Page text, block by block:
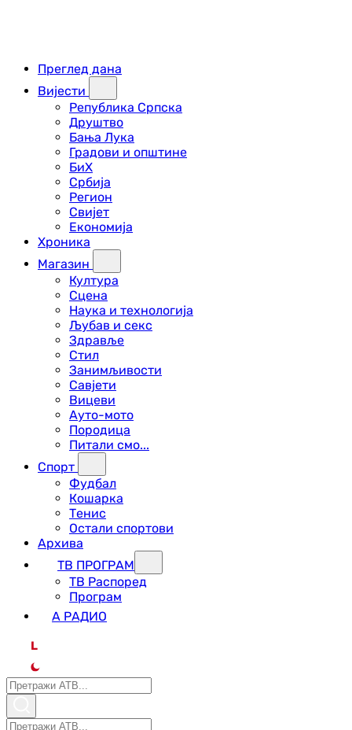
Преглед дана
Вијести
Република Српска
Друштво
Бања Лука
Градови и општине
БиХ
Србија
Регион
Свијет
Економија
Хроника
Магазин
Култура
Сцена
Наука и технологија
Љубав и секс
Здравље
Стил
Занимљивости
Савјети
Вицеви
Ауто-мото
Породица
Питали смо...
Спорт
Фудбал
Кошарка
Тенис
Остали спортови
Архива
ТВ ПРОГРАМ
ТВ Распоред
Програм
А РАДИО
L